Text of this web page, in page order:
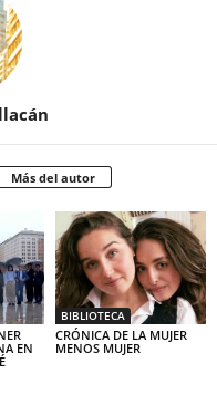
Más del autor
EN
BIBLIOTECA
CRÓNICA DE LA MUJER
MENOS MUJER